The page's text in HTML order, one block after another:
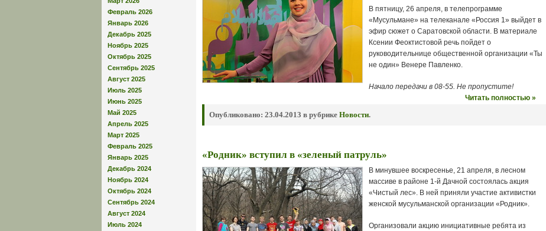
Февраль 2026
Январь 2026
Декабрь 2025
Ноябрь 2025
Октябрь 2025
Сентябрь 2025
Август 2025
Июль 2025
Июнь 2025
Май 2025
Апрель 2025
Март 2025
Февраль 2025
Январь 2025
Декабрь 2024
Ноябрь 2024
Октябрь 2024
Сентябрь 2024
Август 2024
Июль 2024
В пятницу, 26 апреля, в телепрограмме
«Мусульмане» на телеканале «Россия 1» выйдет в
эфир сюжет о Саратовской области. В материале
Ксении Феоктистовой речь пойдет о
руководительнице общественной организации «Ты
не один» Венере Павленко.
Начало передачи в 08-55. Не пропустите!
Читать полностью »
Опубликовано: 23.04.2013 в рубрике Новости.
«Родник» вступил в «зеленый патруль»
В минувшее воскресенье, 21 апреля, в лесном
массиве в районе 1-й Дачной состоялась акция
«Чистый лес». В ней приняли участие активистки
женской мусульманской организации «Родник».
Организовали акцию инициативные ребята из